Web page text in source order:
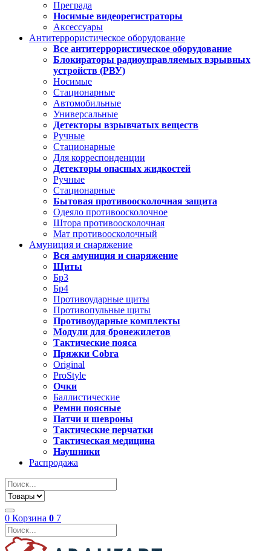
Преграда
Носимые видеорегистраторы
Аксессуары
Антитеррористическое оборудование
Все антитеррористическое оборудование
Блокираторы радиоуправляемых взрывных
устройств (РВУ)
Носимые
Стационарные
Автомобильные
Универсальные
Детекторы взрывчатых веществ
Ручные
Стационарные
Для корреспонденции
Детекторы опасных жидкостей
Ручные
Стационарные
Бытовая противоосколочная защита
Одеяло противоосколочное
Штора противоосколочная
Мат противоосколочный
Амуниция и снаряжение
Вся амуниция и снаряжение
Щиты
Бр3
Бр4
Противоударные щиты
Противопульные щиты
Противоударные комплекты
Модули для бронежилетов
Тактические пояса
Пряжки Cobra
Original
ProStyle
Очки
Баллистические
Ремни поясные
Патчи и шевроны
Тактические перчатки
Тактическая медицина
Наушники
Распродажа
0 Корзина 0 7